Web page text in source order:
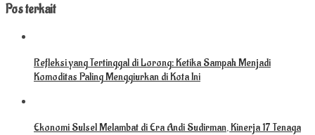
Pos terkait
Refleksi yang Tertinggal di Lorong: Ketika Sampah Menjadi
Komoditas Paling Menggiurkan di Kota Ini
Ekonomi Sulsel Melambat di Era Andi Sudirman, Kinerja 17 Tenaga